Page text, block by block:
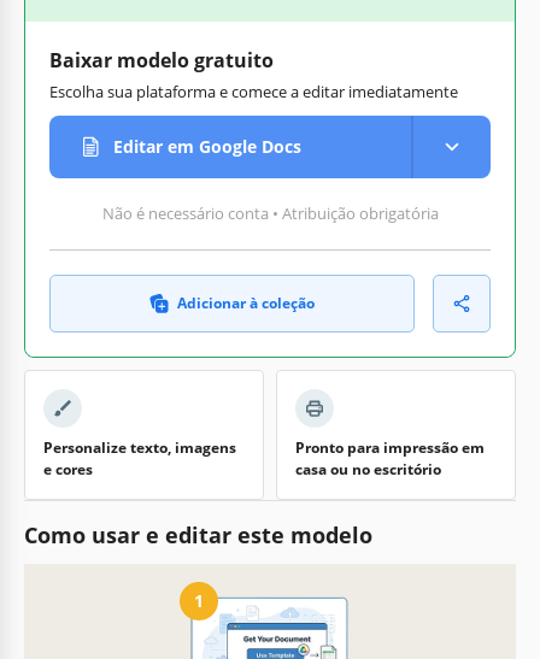
Baixar modelo gratuito
Escolha sua plataforma e comece a editar imediatamente
Editar em Google Docs
Não é necessário conta • Atribuição obrigatória
Adicionar à coleção
Personalize texto, imagens
e cores
Pronto para impressão em
casa ou no escritório
Como usar e editar este modelo
1